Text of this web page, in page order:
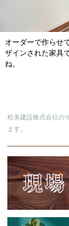
オーダーで作らせ
ザインされた家具
ね。
松美建設株式会社の
ます。